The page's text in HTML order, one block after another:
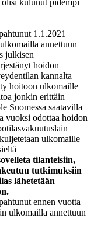
kulunut pidempi
1.1.2021
annettuun
julkisen
hoidon
kannalta
hoitoon ulkomaille
jonkin erittäin
Suomessa saatavilla
vuoksi odottaa hoidon
ulkomaille
tilanteisiin,
tutkimuksiin
lähetetään
ennen vuotta
ulkomailla annettuun